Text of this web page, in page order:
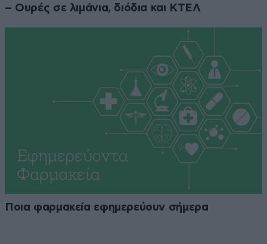
– Ουρές σε λιμάνια, διόδια και ΚΤΕΛ
Ποια φαρμακεία εφημερεύουν σήμερα